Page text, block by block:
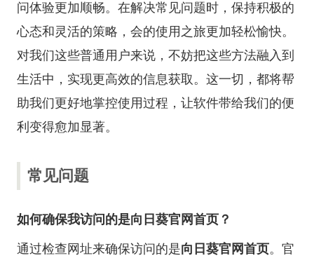
问体验更加顺畅。在解决常见问题时，保持积极的
心态和灵活的策略，会的使用之旅更加轻松愉快。
对我们这些普通用户来说，不妨把这些方法融入到
生活中，实现更高效的信息获取。这一切，都将帮
助我们更好地掌控使用过程，让软件带给我们的便
利变得愈加显著。
常见问题
如何确保我访问的是向日葵官网首页？
通过检查网址来确保访问的是向日葵官网首页。官